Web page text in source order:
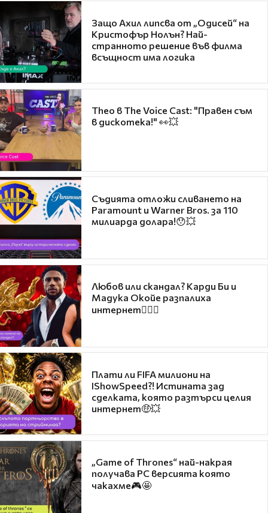
Защо Ахил липсва от „Одисей“ на
Кристофър Нолън? Най-
странното решение във филма
всъщност има логика
Theo в The Voice Cast: "Правен съм
в дискотека!" 👀💥
Съдията отложи сливането на
Paramount и Warner Bros. за 110
милиарда долара!😯💥
Любов или скандал? Карди Би и
Мадука Окойе разпалиха
интернет❤️‍🔥🔥
Плати ли FIFA милиони на
IShowSpeed?! Истината зад
сделката, която разтърси целия
интернет🤑💥
„Game of Thrones“ най-накрая
получава PC версията която
чакахме🎮🤩